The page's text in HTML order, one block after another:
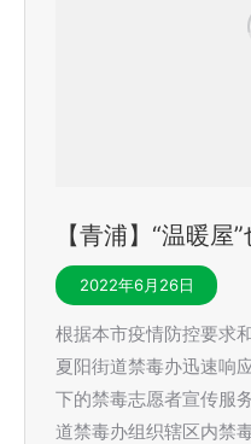
【青浦】“温暖屋
2022年6月26日
根据本市疫情防控要求
夏阳街道禁毒办迅速响
下的禁毒志愿者宣传服
道禁毒办组织辖区内禁